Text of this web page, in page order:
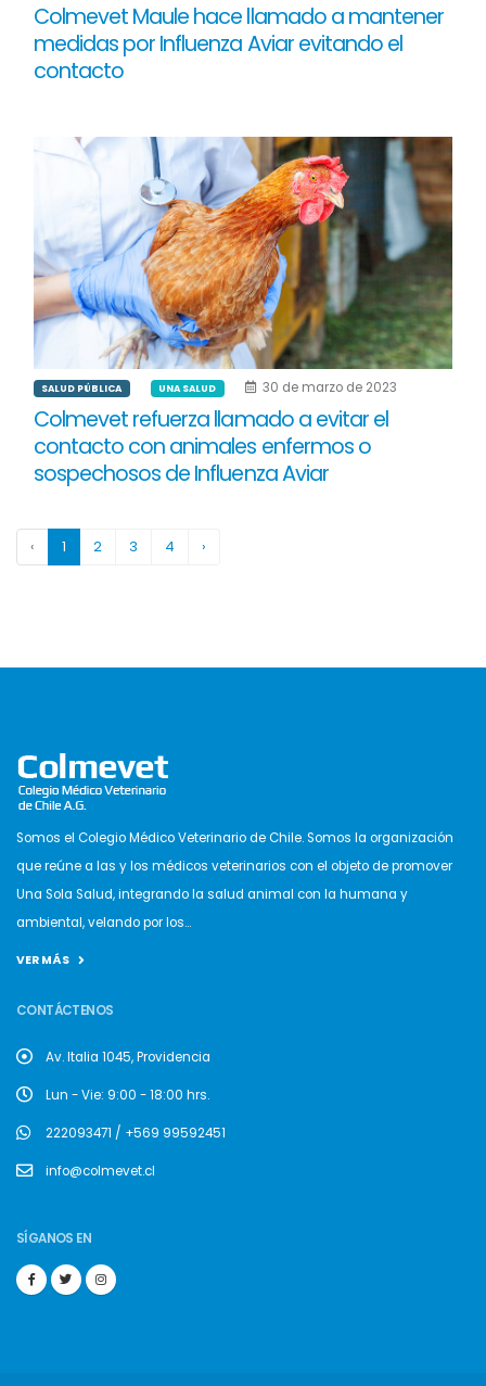
Colmevet Maule hace llamado a mantener
medidas por Influenza Aviar evitando el
contacto
SALUD PÚBLICA UNA SALUD 30 de marzo de 2023
Colmevet refuerza llamado a evitar el
contacto con animales enfermos o
sospechosos de Influenza Aviar
‹ 1 2 3 4 ›
Somos el Colegio Médico Veterinario de Chile. Somos la organización
que reúne a las y los médicos veterinarios con el objeto de promover
Una Sola Salud, integrando la salud animal con la humana y
ambiental, velando por los...
VER MÁS
CONTÁCTENOS
Av. Italia 1045, Providencia
Lun - Vie: 9:00 - 18:00 hrs.
222093471 / +569 99592451
info@colmevet.cl
SÍGANOS EN